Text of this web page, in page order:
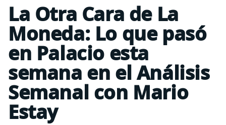
La Otra Cara de La
Moneda: Lo que pasó
en Palacio esta
semana en el Análisis
Semanal con Mario
Estay